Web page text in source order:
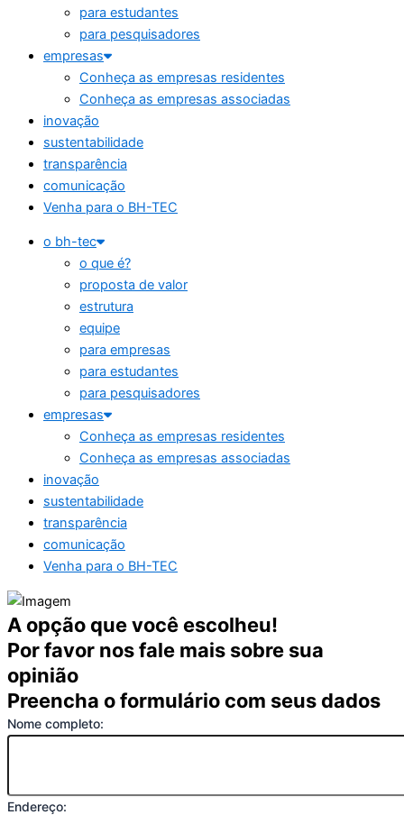
para estudantes
para pesquisadores
empresas
Conheça as empresas residentes
Conheça as empresas associadas
inovação
sustentabilidade
transparência
comunicação
Venha para o BH-TEC
o bh-tec
o que é?
proposta de valor
estrutura
equipe
para empresas
para estudantes
para pesquisadores
empresas
Conheça as empresas residentes
Conheça as empresas associadas
inovação
sustentabilidade
transparência
comunicação
Venha para o BH-TEC
A opção que você escolheu!
Por favor nos fale mais sobre sua
opinião
Preencha o formulário com seus dados
Nome completo:
Endereço: